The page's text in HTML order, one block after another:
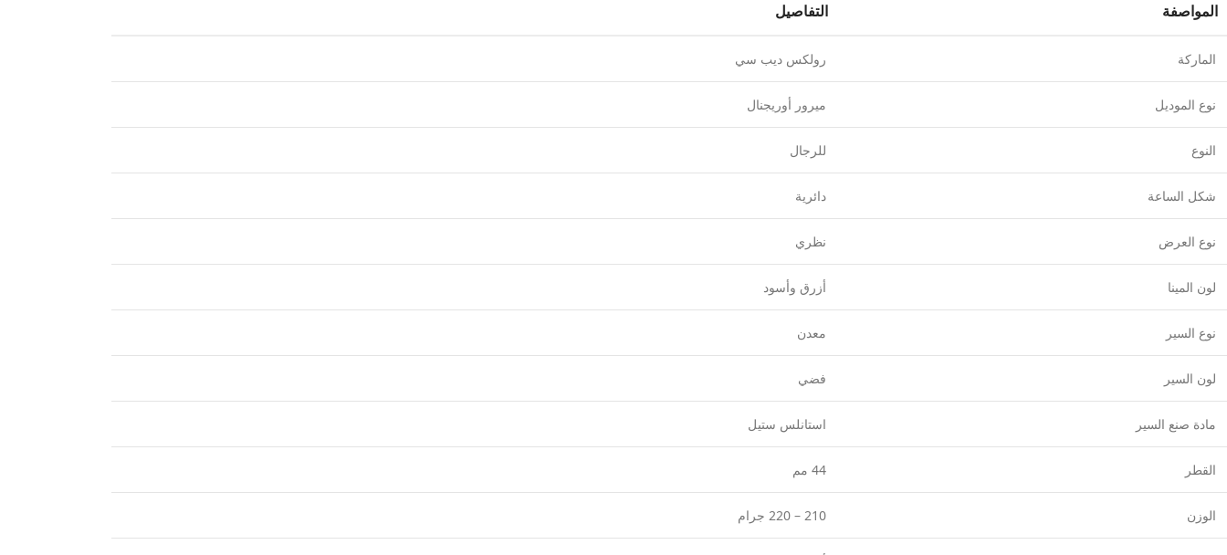
المواصفة التفاصيل
الماركة رولكس ديب سي
نوع الموديل ميرور أوريجنال
النوع للرجال
شكل الساعة دائرية
نوع العرض نظري
لون المينا أزرق وأسود
نوع السير معدن
لون السير فضي
مادة صنع السير استانلس ستيل
القطر 44 مم
الوزن 210 – 220 جرام